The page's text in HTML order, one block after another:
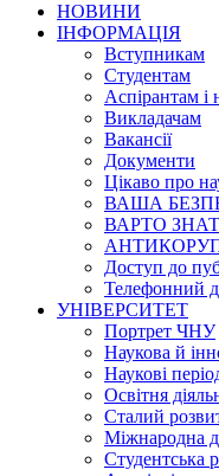
НОВИНИ
ІНФОРМАЦІЯ
Вступникам
Студентам
Аспірантам і
Викладачам
Вакансії
Документи
Цікаво про
ВАША
ВАРТО
Доступ до
Телефонний
УНІВЕРСИТЕТ
Портрет ЧНУ
Наукова й
Наукові
Освітня
Сталий
Міжнародна
Студентська